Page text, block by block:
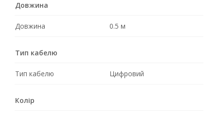
Довжина
Довжина 0.5 м
Тип кабелю
Тип кабелю Цифровий
Колір